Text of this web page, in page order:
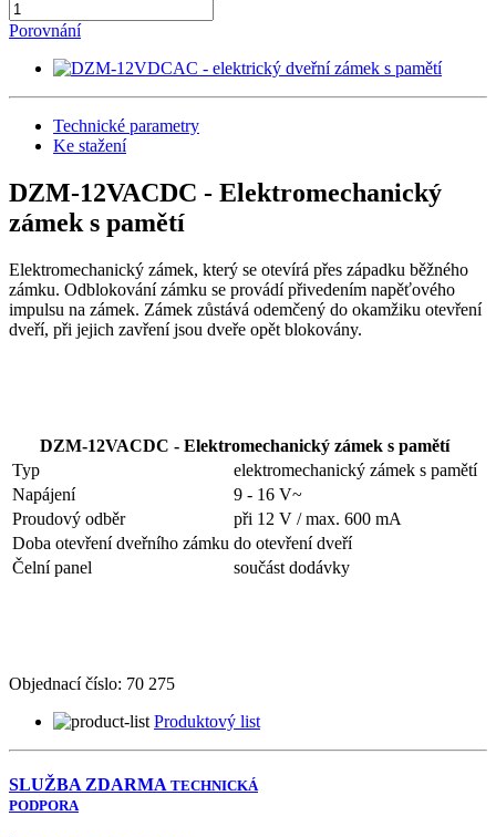
Porovnání
Technické parametry
Ke stažení
DZM-12VACDC - Elektromechanický
zámek s pamětí
Elektromechanický zámek, který se otevírá přes západku běžného
zámku. Odblokování zámku se provádí přivedením napěťového
impulsu na zámek. Zámek zůstává odemčený do okamžiku otevření
dveří, při jejich zavření jsou dveře opět blokovány.
DZM-12VACDC - Elektromechanický zámek s pamětí
Typ
elektromechanický zámek s pamětí
Napájení
9 - 16 V~
Proudový odběr
při 12 V / max. 600 mA
Doba otevření dveřního zámku do otevření dveří
Čelní panel
součást dodávky
Objednací číslo: 70 275
Produktový list
SLUŽBA ZDARMA TECHNICKÁ
PODPORA